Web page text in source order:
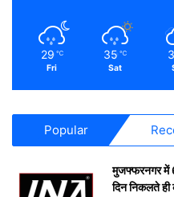
29 ℃
Fri
35 ℃
Sat
Popular
मुजफ्फरनगर में
दिन निकलते ही